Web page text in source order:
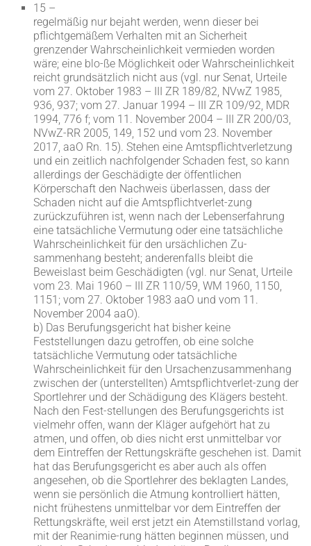
15 –
regelmäßig nur bejaht werden, wenn dieser bei
pflichtgemäßem Verhalten mit an Sicherheit
grenzender Wahrscheinlichkeit vermieden worden
wäre; eine blo-ße Möglichkeit oder Wahrscheinlichkeit
reicht grundsätzlich nicht aus (vgl. nur Senat, Urteile
vom 27. Oktober 1983 – III ZR 189/82, NVwZ 1985,
936, 937; vom 27. Januar 1994 – III ZR 109/92, MDR
1994, 776 f; vom 11. November 2004 – III ZR 200/03,
NVwZ-RR 2005, 149, 152 und vom 23. November
2017, aaO Rn. 15). Stehen eine Amtspflichtverletzung
und ein zeitlich nachfolgender Schaden fest, so kann
allerdings der Geschädigte der öffentlichen
Körperschaft den Nachweis überlassen, dass der
Schaden nicht auf die Amtspflichtverlet-zung
zurückzuführen ist, wenn nach der Lebenserfahrung
eine tatsächliche Vermutung oder eine tatsächliche
Wahrscheinlichkeit für den ursächlichen Zu-
sammenhang besteht; anderenfalls bleibt die
Beweislast beim Geschädigten (vgl. nur Senat, Urteile
vom 23. Mai 1960 – III ZR 110/59, WM 1960, 1150,
1151; vom 27. Oktober 1983 aaO und vom 11.
November 2004 aaO).
b) Das Berufungsgericht hat bisher keine
Feststellungen dazu getroffen, ob eine solche
tatsächliche Vermutung oder tatsächliche
Wahrscheinlichkeit für den Ursachenzusammenhang
zwischen der (unterstellten) Amtspflichtverlet-zung der
Sportlehrer und der Schädigung des Klägers besteht.
Nach den Fest-stellungen des Berufungsgerichts ist
vielmehr offen, wann der Kläger aufgehört hat zu
atmen, und offen, ob dies nicht erst unmittelbar vor
dem Eintreffen der Rettungskräfte geschehen ist. Damit
hat das Berufungsgericht es aber auch als offen
angesehen, ob die Sportlehrer des beklagten Landes,
wenn sie persönlich die Atmung kontrolliert hätten,
nicht frühestens unmittelbar vor dem Eintreffen der
Rettungskräfte, weil erst jetzt ein Atemstillstand vorlag,
mit der Reanimie-rung hätten beginnen müssen, und